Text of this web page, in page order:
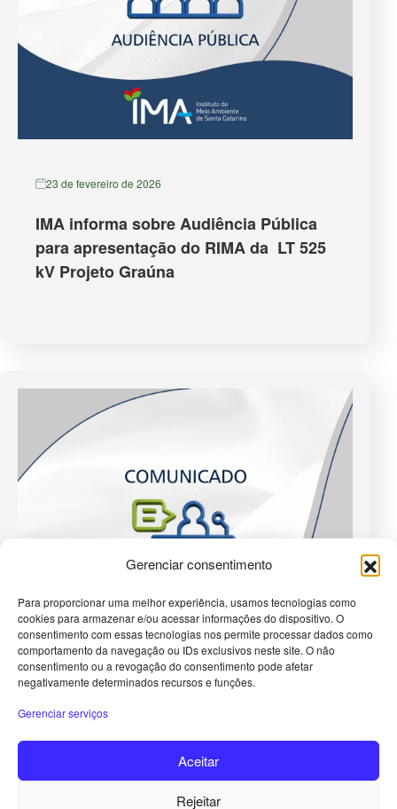
Gerenciar consentimento
Para proporcionar uma melhor experiência, usamos tecnologias como
cookies para armazenar e/ou acessar informações do dispositivo. O
consentimento com essas tecnologias nos permite processar dados como
comportamento da navegação ou IDs exclusivos neste site. O não
consentimento ou a revogação do consentimento pode afetar
negativamente determinados recursos e funções.
Gerenciar serviços
Aceitar
Rejeitar
23 de fevereiro de 2026
IMA informa sobre Audiência Pública
para apresentação do RIMA da LT 525
kV Projeto Graúna